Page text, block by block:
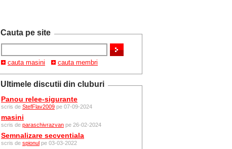
Cauta pe site
cauta masini cauta membri
Ultimele discutii din cluburi
Panou relee-sigurante
scris de StefFlav2009 pe 07-09-2024
masini
scris de paraschivrazvan pe 26-02-2024
Semnalizare secventiala
scris de spionul pe 03-03-2022